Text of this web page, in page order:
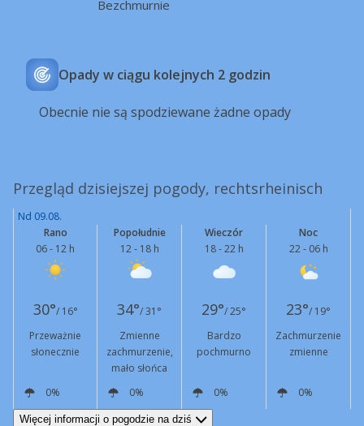
Bezchmurnie
Opady w ciągu kolejnych 2 godzin
Obecnie nie są spodziewane żadne opady
Przegląd dzisiejszej pogody, rechtsrheinisch
Nd 09.08.
Rano
06 - 12 h
Popołudnie
12 - 18 h
Wieczór
18 - 22 h
Noc
22 - 06 h
30°/ 16° 34°/ 31° 29°/ 25° 23°/ 19°
Przeważnie
słonecznie
Zmienne
zachmurzenie,
mało słońca
Bardzo
pochmurno
Zachmurzenie
zmienne
0% 0% 0%
0%
W
3 km/h W
9 km/h
Więcej informacji o pogodzie na dziś